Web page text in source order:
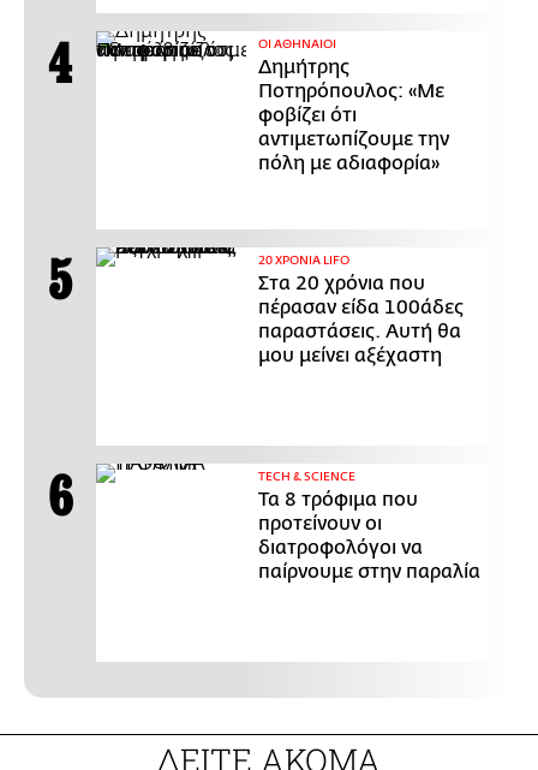
ΟΙ ΑΘΗΝΑΙΟΙ
Δημήτρης
Ποτηρόπουλος: «Με
φοβίζει ότι
αντιμετωπίζουμε την
πόλη με αδιαφορία»
20 ΧΡΟΝΙΑ LIFO
Στα 20 χρόνια που
πέρασαν είδα 100άδες
παραστάσεις. Αυτή θα
μου μείνει αξέχαστη
ΤECH & SCIENCE
Τα 8 τρόφιμα που
προτείνουν οι
διατροφολόγοι να
παίρνουμε στην παραλία
ΔΕΙΤΕ ΑΚΟΜΑ